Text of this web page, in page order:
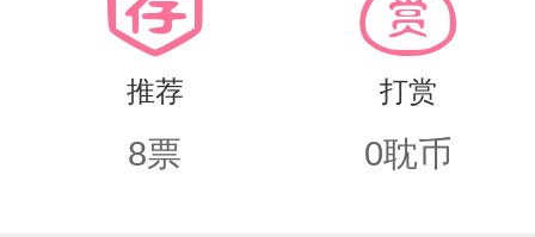
推荐
8票
打赏
0耽币